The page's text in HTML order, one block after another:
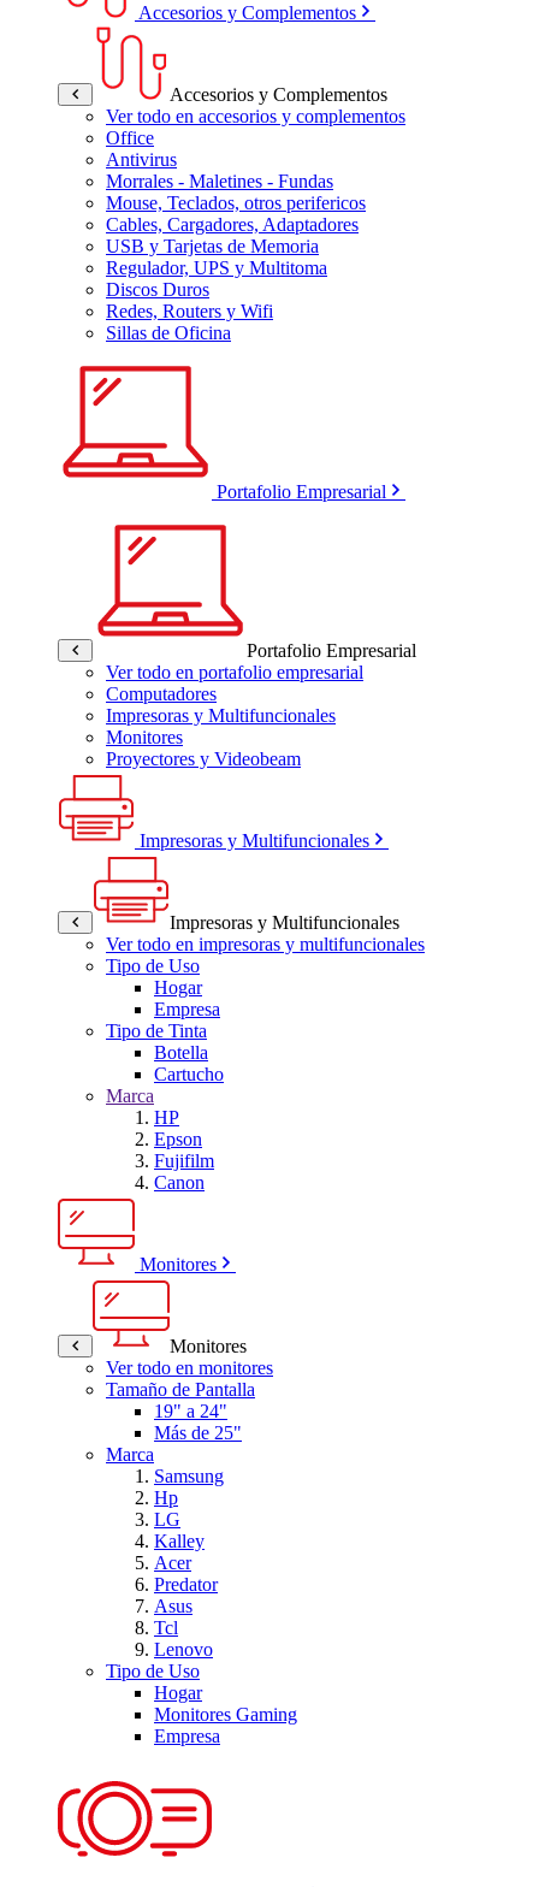
Accesorios y Complementos
Accesorios y Complementos
Ver todo en accesorios y complementos
Office
Antivirus
Morrales - Maletines - Fundas
Mouse, Teclados, otros perifericos
Cables, Cargadores, Adaptadores
USB y Tarjetas de Memoria
Regulador, UPS y Multitoma
Discos Duros
Redes, Routers y Wifi
Sillas de Oficina
Portafolio Empresarial
Portafolio Empresarial
Ver todo en portafolio empresarial
Computadores
Impresoras y Multifuncionales
Monitores
Proyectores y Videobeam
Impresoras y Multifuncionales
Impresoras y Multifuncionales
Ver todo en impresoras y multifuncionales
Tipo de Uso
Hogar
Empresa
Tipo de Tinta
Botella
Cartucho
Marca
HP
Epson
Fujifilm
Canon
Monitores
Monitores
Ver todo en monitores
Tamaño de Pantalla
19" a 24"
Más de 25"
Marca
Samsung
Hp
LG
Kalley
Acer
Predator
Asus
Tcl
Lenovo
Tipo de Uso
Hogar
Monitores Gaming
Empresa